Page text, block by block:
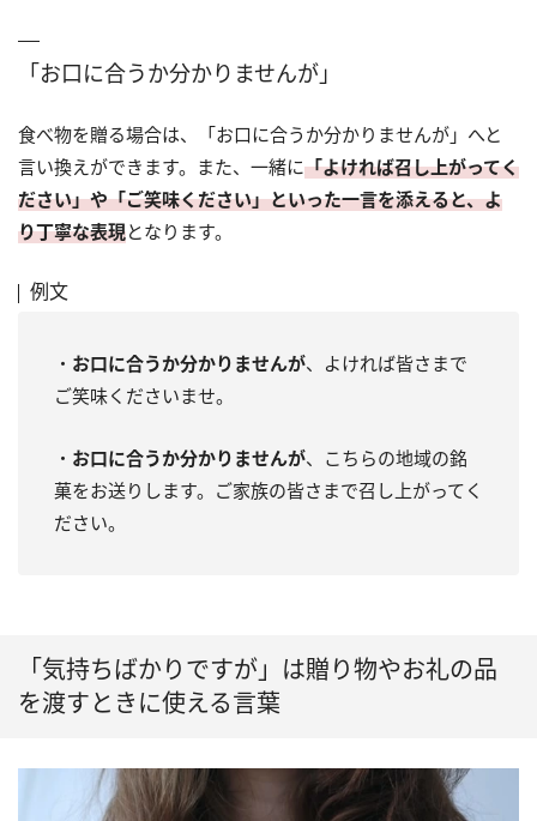
「お口に合うか分かりませんが」
食べ物を贈る場合は、「お口に合うか分かりませんが」へと
言い換えができます。また、一緒に「よければ召し上がってく
ださい」や「ご笑味ください」といった一言を添えると、よ
り丁寧な表現となります。
例文
・ お口に合うか分かりませんが、よければ皆さまで
ご笑味くださいませ。
・ お口に合うか分かりませんが、こちらの地域の銘
菓をお送りします。ご家族の皆さまで召し上がってく
ださい。
「気持ちばかりですが」は贈り物やお礼の品
を渡すときに使える言葉